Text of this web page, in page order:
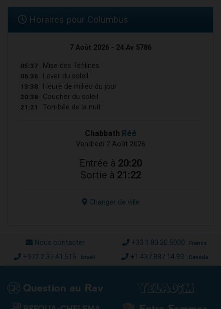
Horaires pour Columbus
7 Août 2026 - 24 Av 5786
05:37 Mise des Téfilines
06:36 Lever du soleil
13:38 Heure de milieu du jour
20:38 Coucher du soleil
21:21 Tombée de la nuit
Chabbath Réé
Vendredi 7 Août 2026
Entrée à 20:20
Sortie à 21:22
Changer de ville
Nous contacter +33.1.80.20.5000 France
+972.2.37.41.515 Israël +1.437.887.14.93 Canada